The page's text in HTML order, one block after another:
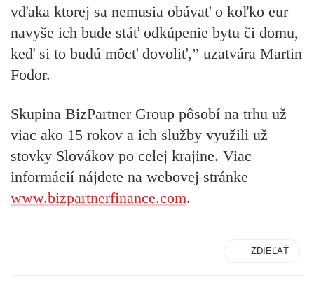
vďaka ktorej sa nemusia obávať o koľko eur
navyše ich bude stáť odkúpenie bytu či domu,
keď si to budú môcť dovoliť,” uzatvára Martin
Fodor.
Skupina BizPartner Group pôsobí na trhu už
viac ako 15 rokov a ich služby využili už
stovky Slovákov po celej krajine. Viac
informácií nájdete na webovej stránke
www.bizpartnerfinance.com.
ZDIEĽAŤ